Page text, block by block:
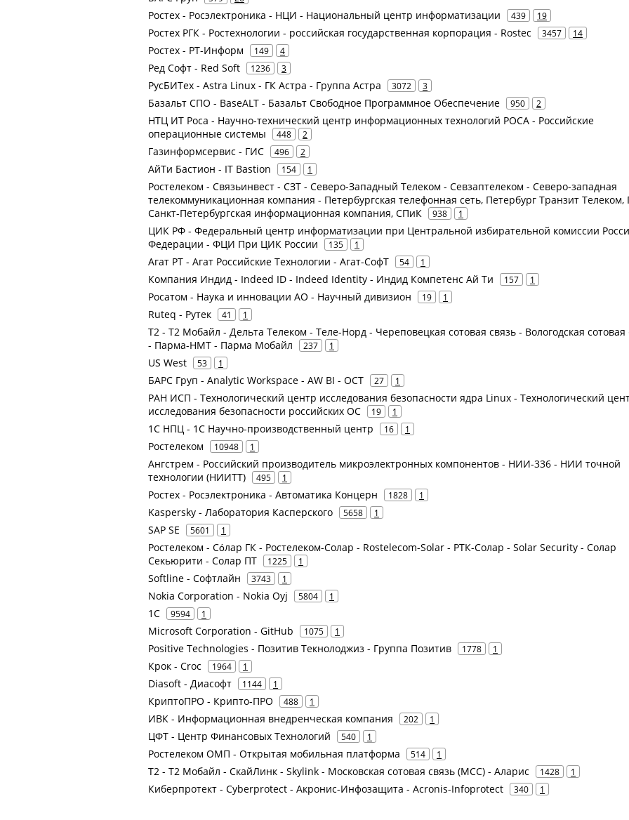
Ростех - Росэлектроника - НЦИ - Национальный центр информатизации 439 19
Ростех РГК - Ростехнологии - российская государственная корпорация - Rostec 3457 14
Ростех - РТ-Информ 149 4
Ред Софт - Red Soft 1236 3
РусБИТех - Astra Linux - ГК Астра - Группа Астра 3072 3
Базальт СПО - BaseALT - Базальт Свободное Программное Обеспечение 950 2
НТЦ ИТ Роса - Научно-технический центр информационных технологий РОСА - Российские
операционные системы
448 2
Газинформсервис - ГИС 496 2
АйТи Бастион - IT Bastion 154 1
Ростелеком - Связьинвест - СЗТ - Северо-Западный Телеком - Севзаптелеком - Северо-западная
телекоммуникационная компания - Петербургская телефонная сеть, Петербург Транзит Телеком,
Санкт-Петербургская информационная компания, СПиК
938 1
ЦИК РФ - Федеральный центр информатизации при Центральной избирательной комиссии
Федерации - ФЦИ При ЦИК России
135 1
Агат РТ - Агат Российские Технологии - Агат-СофТ 54 1
Компания Индид - Indeed ID - Indeed Identity - Индид Компетенс Ай Ти 157 1
Росатом - Наука и инновации АО - Научный дивизион 19 1
Ruteq - Рутек 41 1
Т2 - Т2 Мобайл - Дельта Телеком - Теле-Норд - Череповецкая сотовая связь - Вологодская сотовая
- Парма-НМТ - Парма Мобайл
237 1
US West 53 1
БАРС Груп - Analytic Workspace - AW BI - ОСТ 27 1
РАН ИСП - Технологический центр исследования безопасности ядра Linux - Технологический
исследования безопасности российских ОС
19 1
1С НПЦ - 1С Научно-производственный центр 16 1
Ростелеком 10948 1
Ангстрем - Российский производитель микроэлектронных компонентов - НИИ-336 - НИИ точной
технологии (НИИТТ)
495 1
Ростех - Росэлектроника - Автоматика Концерн 1828 1
Kaspersky - Лаборатория Касперского 5658 1
SAP SE 5601 1
Ростелеком - Сόлар ГК - Ростелеком-Солар - Rostelecom-Solar - РТК-Солар - Solar Security - Солар
Секьюрити - Солар ПТ
1225 1
Softline - Софтлайн 3743 1
Nokia Corporation - Nokia Oyj 5804 1
1С 9594 1
Microsoft Corporation - GitHub 1075 1
Positive Technologies - Позитив Текнолоджиз - Группа Позитив 1778 1
Крок - Croc 1964 1
Diasoft - Диасофт 1144 1
КриптоПРО - Крипто-ПРО 488 1
ИВК - Информационная внедренческая компания 202 1
ЦФТ - Центр Финансовых Технологий 540 1
Ростелеком ОМП - Открытая мобильная платформа 514 1
Т2 - Т2 Мобайл - СкайЛинк - Skylink - Московская сотовая связь (МСС) - Аларис 1428 1
Киберпротект - Cyberprotect - Акронис-Инфозащита - Acronis-Infoprotect 340 1